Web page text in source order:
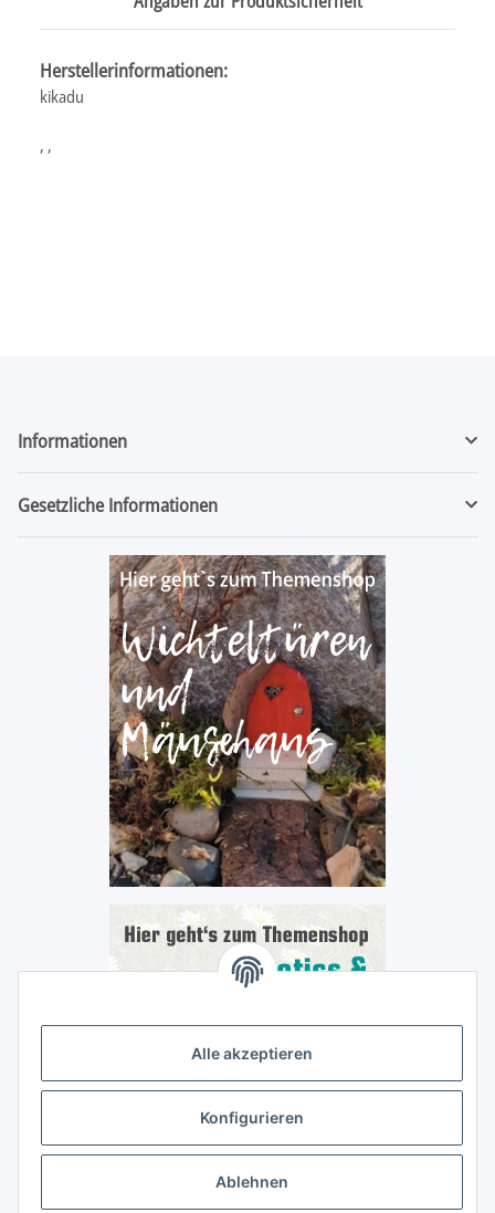
Alle akzeptieren
Konfigurieren
Ablehnen
Herstellerinformationen:
kikadu
, ,
Informationen
Gesetzliche Informationen